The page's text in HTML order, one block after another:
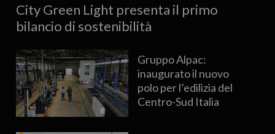
City Green Light presenta il primo
bilancio di sostenibilità
Gruppo Alpac:
inaugurato il nuovo
polo per l’edilizia del
Centro-Sud Italia